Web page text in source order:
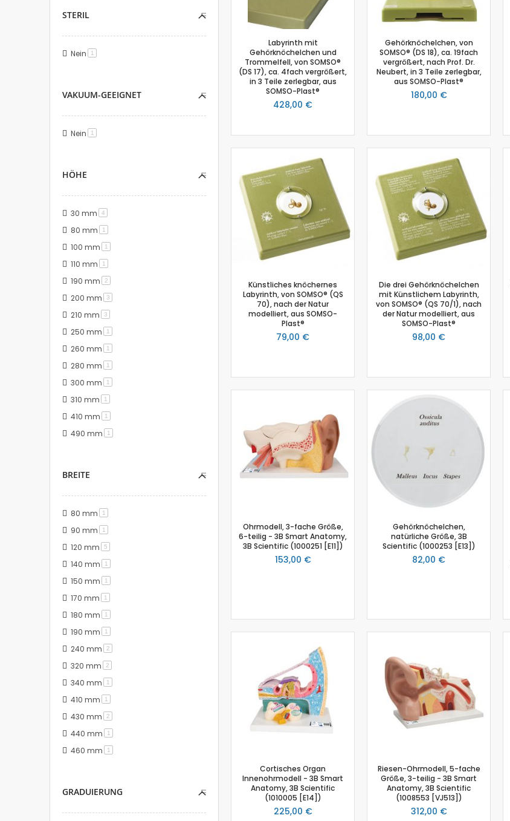
Schmelzstation
Schmelzpunktbestimmung
Spektrometer
Spektralfotometer
Stromsensor
Temperatur-Box
Temperatursensor
Tropfenzähler
Zubehör
Einsteiger-Kit Smart Sensoren Chemie
Gas-Chromatograph
Ladestation Go Direct®
Gasdrucksensor
Titration
Physik
Anemometer
Beleuchtungsstärke
Beschleunigungssensor
Elektrofeldmeter
Elektrisches Feld
Fahrbahn
Farbe- und Lichtsensor
Geiger-Müller-Zähler
Kraft- und Beschleunigungssensor
Kraftsensor
Kolorimeter
Magnetische Flussdichte
Magnetfeld
Magnetfeld Sensor
Mikrofon
pH-Sensor
Schallwellensensor
Spannungssensor
Spektralfotometer
Labyrinth mit
Gehörknöchelchen und
Trommelfell, von SOMSO®
(DS 17), ca. 4fach vergrößert,
in 3 Teile zerlegbar, aus
SOMSO-Plast®
428,00 €
Gehörknöchelchen, von
SOMSO® (DS 18), ca. 19fach
vergrößert, nach Prof. Dr.
Neubert, in 3 Teile zerlegbar,
aus SOMSO-Plast®
180,00 €
Künstliches knöchernes
Labyrinth, von SOMSO® (QS
70), nach der Natur
modelliert, aus SOMSO-
Plast®
79,00 €
Die drei Gehörknöchelchen
mit Künstlichem Labyrinth,
von SOMSO® (QS 70/1), nach
der Natur modelliert, aus
SOMSO-Plast®
98,00 €
Ohrmodell, 3-fache Größe,
6-teilig - 3B Smart Anatomy,
3B Scientific (1000251 [E11])
153,00 €
Gehörknöchelchen,
natürliche Größe, 3B
Scientific (1000253 [E13])
82,00 €
Cortisches Organ
Innenohrmodell - 3B Smart
Anatomy, 3B Scientific
(1010005 [E14])
225,00 €
Riesen-Ohrmodell, 5-fache
Größe, 3-teilig - 3B Smart
Anatomy, 3B Scientific
(1008553 [VJ513])
312,00 €
STERIL
Nein 1
VAKUUM-GEEIGNET
Nein 1
HÖHE
30 mm 4
80 mm 1
100 mm 1
110 mm 1
190 mm 2Artikel
200 mm 3Artikel
210 mm 3Artikel
250 mm 1
260 mm 1
280 mm 1
300 mm 1
310 mm 1
410 mm 1
490 mm 1
BREITE
80 mm 1
90 mm 1
120 mm 5Artikel
140 mm 1
150 mm 1
170 mm 1
180 mm 1
190 mm 1
240 mm 2Artikel
320 mm 2Artikel
340 mm 1
410 mm 1
430 mm 2Artikel
440 mm 1
460 mm 1
GRADUIERUNG